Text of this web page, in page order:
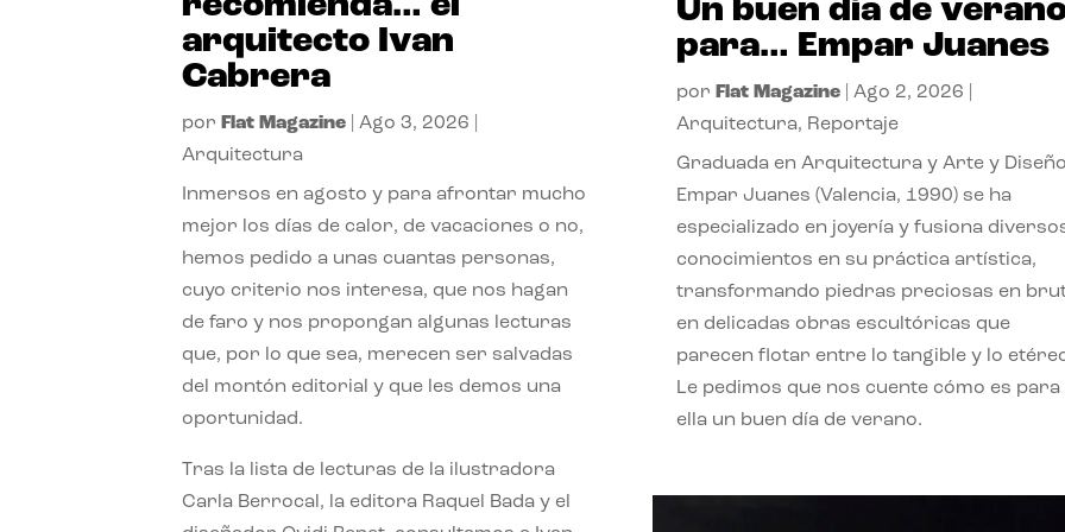
arquitecto Ivan
Cabrera
por Flat Magazine |Ago 3, 2026
Arquitectura
Inmersos en agosto y para afrontar mucho
mejor los días de calor, de vacaciones o no,
hemos pedido a unas cuantas personas,
cuyo criterio nos interesa, que nos hagan
de faro y nos propongan algunas lecturas
que, por lo que sea, merecen ser salvadas
del montón editorial y que les demos una
oportunidad.
Tras la lista de lecturas de la ilustradora
Carla Berrocal, la editora Raquel Bada y el
Un buen día de
para… Empar Juanes
por Flat Magazine| Ago 2, 2026
Arquitectura, Reportaje
Graduada en Arquitectura y Arte y
Empar Juanes (Valencia, 1990) se ha
especializado en joyería y fusiona
conocimientos en su práctica artística,
transformando piedras preciosas en
en delicadas obras escultóricas que
parecen flotar entre lo tangible y lo
Le pedimos que nos cuente cómo es para
ella un buen día de verano.